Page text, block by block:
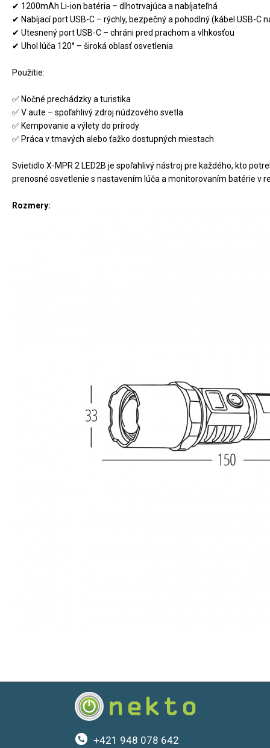
✔ 1200mAh Li-ion batéria – dlhotrvajúca a nabíjateľná
✔ Nabíjací port USB-C – rýchly, bezpečný a pohodlný (kábel USB-C
✔ Utesnený port USB-C – chráni pred prachom a vlhkosťou
✔ Uhol lúča 120° – široká oblasť osvetlenia
Použitie:
✅ Nočné prechádzky a turistika
✅ V aute – spoľahlivý zdroj núdzového svetla
✅ Kempovanie a výlety do prírody
✅ Práca v tmavých alebo ťažko dostupných miestach
Svietidlo X-MPR 2 LED2B je spoľahlivý nástroj pre každého, kto
prenosné osvetlenie s nastavením lúča a monitorovaním batérie v
Rozmery:
+421 948 078 642